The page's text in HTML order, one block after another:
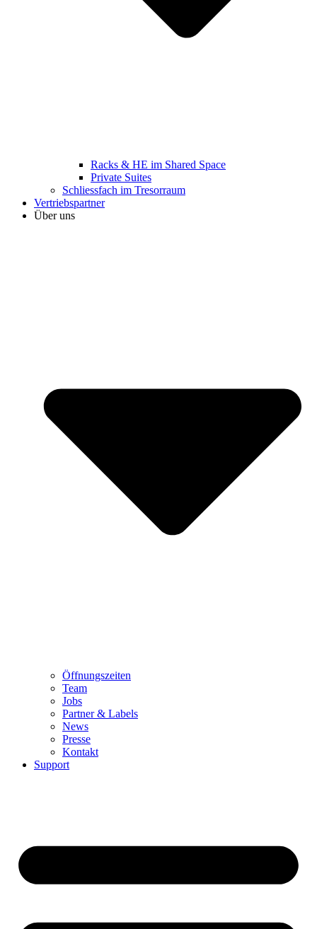
Racks & HE im Shared Space
Private Suites
Schliessfach im Tresorraum
Vertriebspartner
Über uns
Öffnungszeiten
Team
Jobs
Partner & Labels
News
Presse
Kontakt
Support